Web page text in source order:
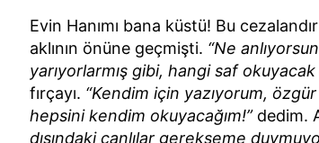
Evin Hanımı bana küstü! Bu
aklının önüne geçmişti. “Ne
yarıyorlarmış gibi, hangi saf okuyacak
fırçayı. “Kendim için yazıyorum,
hepsini kendim okuyacağım!”dedim.
dışındaki canlılar gerekseme